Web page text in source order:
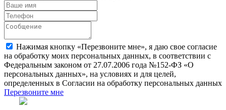
Нажимая кнопку «Перезвоните мне», я даю свое согласие
на обработку моих персональных данных, в соответствии с
Федеральным законом от 27.07.2006 года №152-ФЗ «О
персональных данных», на условиях и для целей,
определенных в Согласии на обработку персональных данных
Перезвоните мне